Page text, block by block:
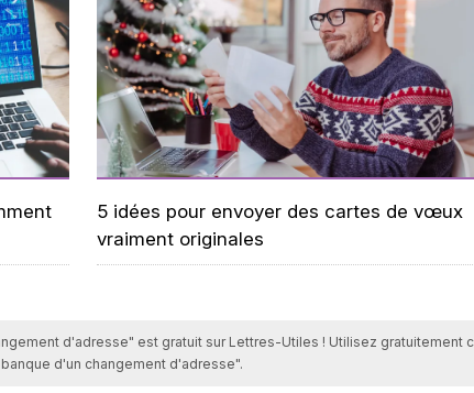
5 idées pour envoyer des cartes de vœux
vraiment originales
d'adresse" est gratuit sur Lettres-Utiles ! Utilisez gratuitement
d'un changement d'adresse".